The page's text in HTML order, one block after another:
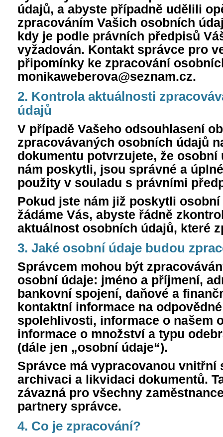
údajů, a abyste případně udělili
zpracováním Vašich osobních
kdy je podle právních předpisů
vyžadován. Kontakt správce pro
připomínky ke zpracování
monikaweberova@seznam.cz.
2. Kontrola aktuálnosti
údajů
V případě Vašeho odsouhlasení
zpracovávaných osobních údajů
dokumentu potvrzujete, že osobní
nám poskytli, jsou správné a
použity v souladu s právními
Pokud jste nám již poskytli
žádáme Vás, abyste řádně
aktuálnost osobních údajů, které
3. Jaké osobní údaje budou
Správcem mohou být
osobní údaje: jméno a příjmení,
bankovní spojení, daňové a
kontaktní informace na
spolehlivosti, informace o našem
informace o množství a typu
(dále jen „osobní údaje“).
Správce má vypracovanou vnitřní
archivaci a likvidaci dokumentů.
závazná pro všechny
partnery správce.
4. Co je zpracování?